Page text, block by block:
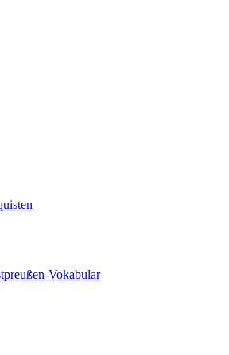
Vokabular